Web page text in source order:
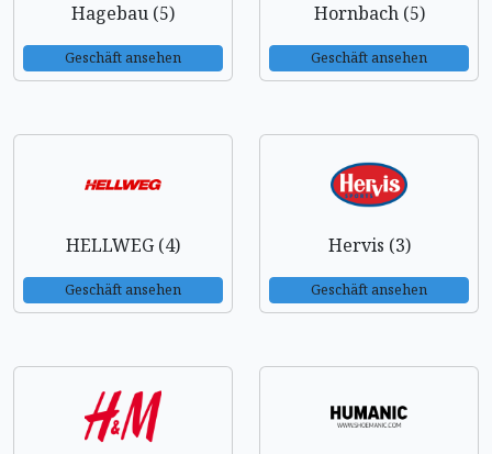
Hagebau (5)
Geschäft ansehen
Hornbach (5)
Geschäft ansehen
HELLWEG (4)
Geschäft ansehen
Hervis (3)
Geschäft ansehen